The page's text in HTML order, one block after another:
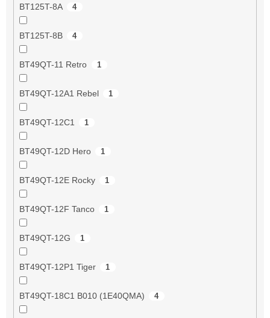
BT125T-8A 4
BT125T-8B 4
BT49QT-11 Retro 1
BT49QT-12A1 Rebel 1
BT49QT-12C1 1
BT49QT-12D Hero 1
BT49QT-12E Rocky 1
BT49QT-12F Tanco 1
BT49QT-12G 1
BT49QT-12P1 Tiger 1
BT49QT-18C1 B010 (1E40QMA) 4